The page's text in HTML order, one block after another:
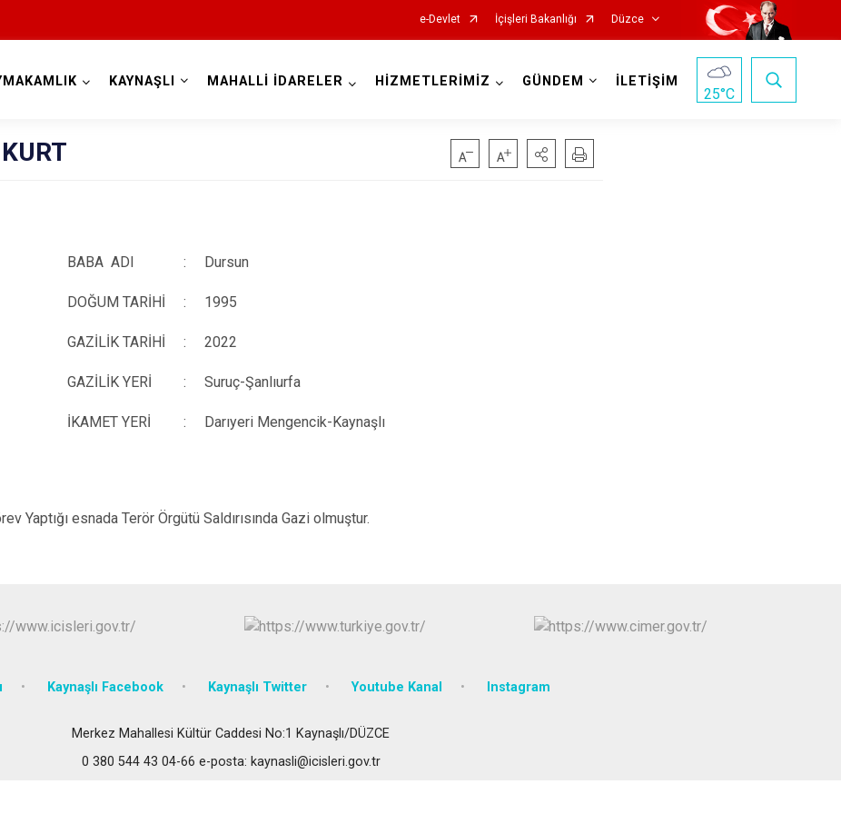
e-Devlet İçişleri Bakanlığı Düzce
KAYNAŞLI MAHALLİ İDARELER HİZMETLERİMİZ GÜNDEM İLETİŞİM
25°C
BABA ADI : Dursun
DOĞUM TARİHİ : 1995
GAZİLİK TARİHİ : 2022
GAZİLİK YERİ : Suruç-Şanlıurfa
İKAMET YERİ : Darıyeri Mengencik-Kaynaşlı
Yaptığı esnada Terör Örgütü Saldırısında Gazi olmuştur.
Kaynaşlı Facebook Kaynaşlı Twitter Youtube Kanal Instagram
Merkez Mahallesi Kültür Caddesi No:1 Kaynaşlı/DÜZCE
0 380 544 43 04-66 e-posta: kaynasli@icisleri.gov.tr